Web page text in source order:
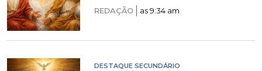
REDAÇÃO as 9:34 am
DESTAQUE SECUNDÁRIO